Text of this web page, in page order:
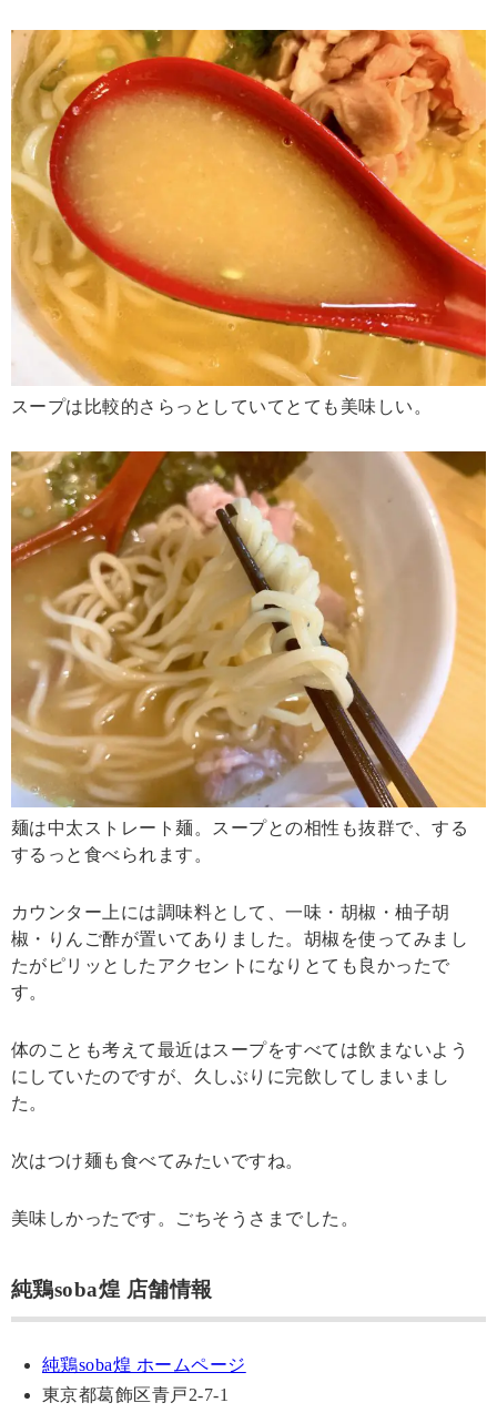
スープは比較的さらっとしていてとても美味しい。
麺は中太ストレート麺。スープとの相性も抜群で、する
するっと食べられます。
カウンター上には調味料として、一味・胡椒・柚子胡
椒・りんご酢が置いてありました。胡椒を使ってみまし
たがピリッとしたアクセントになりとても良かったで
す。
体のことも考えて最近はスープをすべては飲まないよう
にしていたのですが、久しぶりに完飲してしまいまし
た。
次はつけ麺も食べてみたいですね。
美味しかったです。ごちそうさまでした。
純鶏soba煌 店舗情報
純鶏soba煌 ホームページ
東京都葛飾区青戸2-7-1